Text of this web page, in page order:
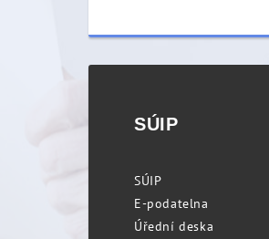
SÚIP
SÚIP
E-podatelna
Úřední deska